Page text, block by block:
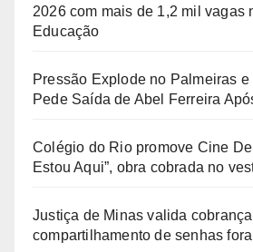
2026 com mais de 1,2 mil vagas
Educação
Pressão Explode no Palmeiras e
Pede Saída de Abel Ferreira
Colégio do Rio promove Cine
Estou Aqui”, obra cobrada no
Justiça de Minas valida
compartilhamento de senhas